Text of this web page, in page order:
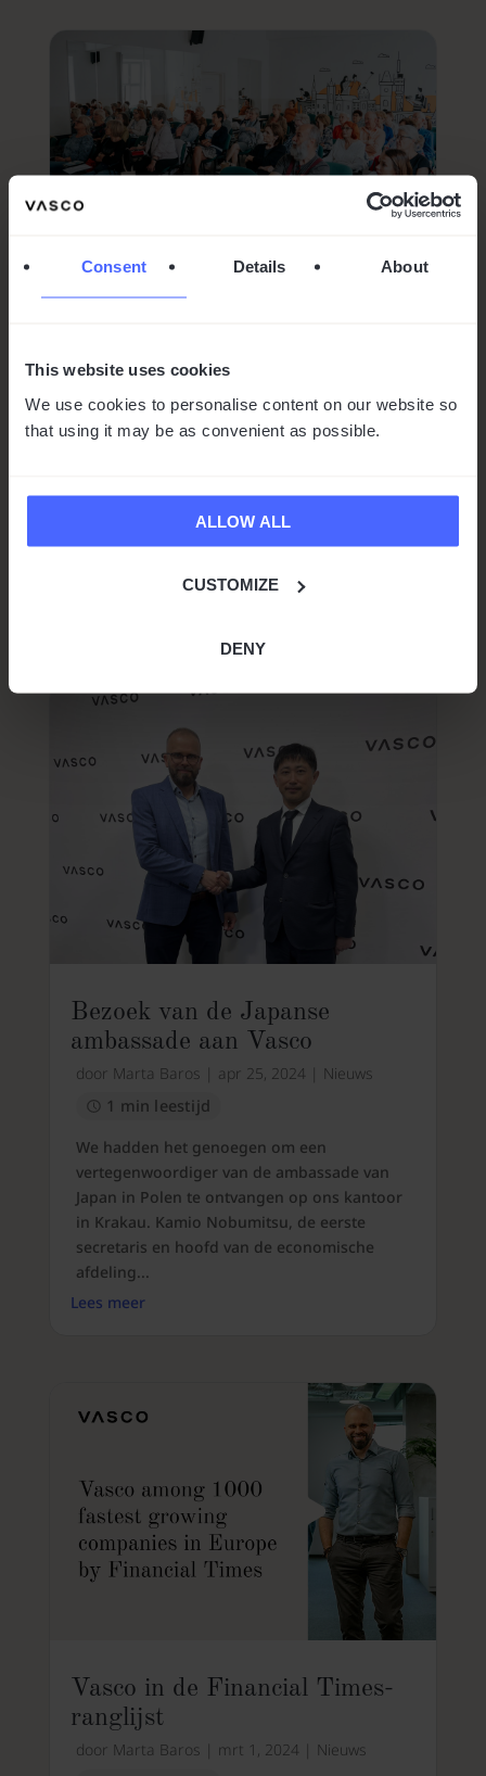
Consent Details About
This website uses cookies
We use cookies to personalise content on our website so
that using it may be as convenient as possible.
ALLOW ALL
CUSTOMIZE
DENY
senioren
doorMarta Baros|mei 13, 2024| Nieuws
1 min leestijd
ons nieuwste initiatief hebben gelanceerd,
dat rechtstreeks is ontstaan uit de harten en
gedachten van ons team bij Vasco! “Met
Bezoek van de Japanse
ambassade aan Vasco
door Marta Baros apr 25, 2024
Nieuws
1 min leestijd
We hadden het genoegen om een
vertegenwoordiger van de ambassade van
Japan in Polen te ontvangen op ons kantoor
in Krakau. Kamio Nobumitsu, de eerste
secretaris en hoofd van de economische
afdeling...
Lees meer
Vasco in de Financial Times-
ranglijst
door Marta Baros mrt 1, 2024
Nieuws